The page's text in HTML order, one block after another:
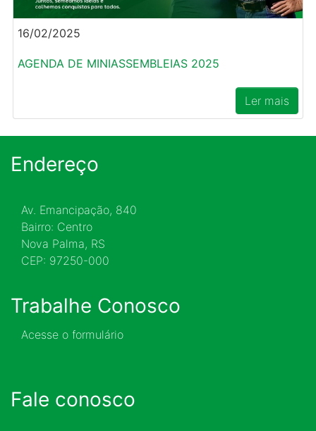
16/02/2025
AGENDA DE MINIASSEMBLEIAS 2025
Ler mais
Endereço
Av. Emancipação, 840
Bairro: Centro
Nova Palma, RS
CEP: 97250-000
Trabalhe Conosco
Acesse o formulário
Fale conosco